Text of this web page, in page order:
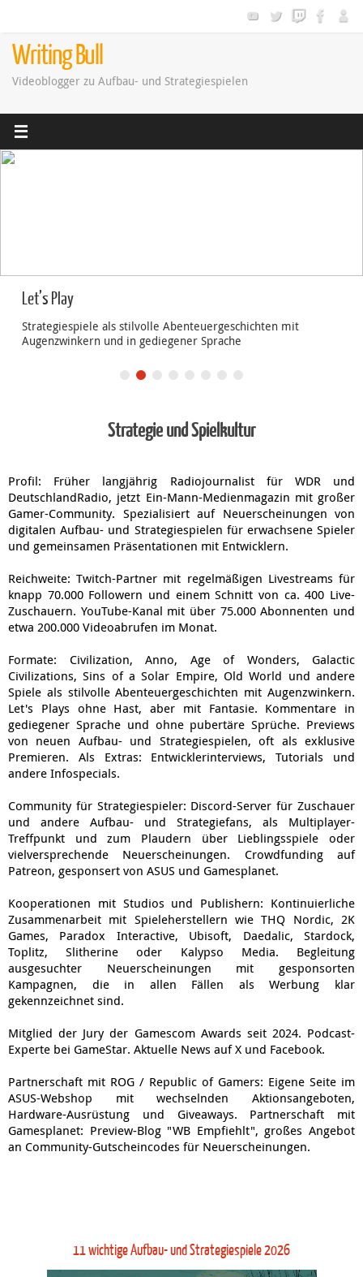
Writing Bull
Videoblogger zu Aufbau- und Strategiespielen
Let’s Play
Strategiespiele als stilvolle Abenteuergeschichten mit
Augenzwinkern und in gediegener Sprache
Strategie und Spielkultur
Profil: Früher langjährig Radiojournalist für WDR und
DeutschlandRadio, jetzt Ein-Mann-Medienmagazin mit großer
Gamer-Community. Spezialisiert auf Neuerscheinungen von
digitalen Aufbau- und Strategiespielen für erwachsene Spieler
und gemeinsamen Präsentationen mit Entwicklern.
Reichweite: Twitch-Partner mit regelmäßigen Livestreams für
knapp 70.000 Followern und einem Schnitt von ca. 400 Live-
Zuschauern. YouTube-Kanal mit über 75.000 Abonnenten und
etwa 200.000 Videoabrufen im Monat.
Formate: Civilization, Anno, Age of Wonders, Galactic
Civilizations, Sins of a Solar Empire, Old World und andere
Spiele als stilvolle Abenteuergeschichten mit Augenzwinkern.
Let's Plays ohne Hast, aber mit Fantasie. Kommentare in
gediegener Sprache und ohne pubertäre Sprüche. Previews
von neuen Aufbau- und Strategiespielen, oft als exklusive
Premieren. Als Extras: Entwicklerinterviews, Tutorials und
andere Infospecials.
Community für Strategiespieler: Discord-Server für Zuschauer
und andere Aufbau- und Strategiefans, als Multiplayer-
Treffpunkt und zum Plaudern über Lieblingsspiele oder
vielversprechende Neuerscheinungen. Crowdfunding auf
Patreon, gesponsert von ASUS und Gamesplanet.
Kooperationen mit Studios und Publishern: Kontinuierliche
Zusammenarbeit mit Spieleherstellern wie THQ Nordic, 2K
Games, Paradox Interactive, Ubisoft, Daedalic, Stardock,
Toplitz, Slitherine oder Kalypso Media. Begleitung
ausgesuchter Neuerscheinungen mit gesponsorten
Kampagnen, die in allen Fällen als Werbung klar
gekennzeichnet sind.
Mitglied der Jury der Gamescom Awards seit 2024. Podcast-
Experte bei GameStar. Aktuelle News auf X und Facebook.
Partnerschaft mit ROG / Republic of Gamers: Eigene Seite im
ASUS-Webshop mit wechselnden Aktionsangeboten,
Hardware-Ausrüstung und Giveaways. Partnerschaft mit
Gamesplanet: Preview-Blog "WB Empfiehlt", großes Angebot
an Community-Gutscheincodes für Neuerscheinungen.
11 wichtige Aufbau- und Strategiespiele 2026